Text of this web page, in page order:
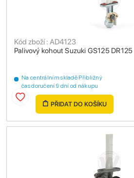
Palivový kohout Suzuki GS125 DR125
Kód zboží : AD4123
Na centrálním skladě Přibližný
čas doručení 9 dní od nákupu
PŘIDAT DO KOŠÍKU